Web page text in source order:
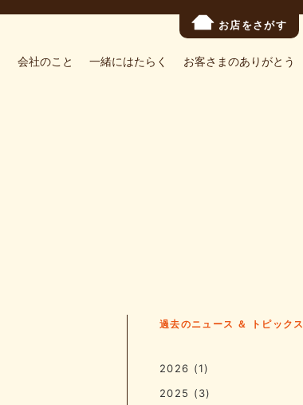
お店をさがす
会社のこと 一緒にはたらく お客さまのありがとう
過去のニュース ＆ トピックス
2026 (1)
2025 (3)